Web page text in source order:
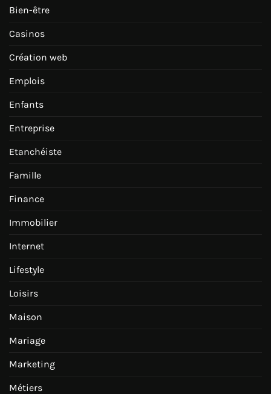
Bien-être
Casinos
Création web
Emplois
Enfants
Entreprise
Etanchéiste
Famille
Finance
Immobilier
Internet
Lifestyle
Loisirs
Maison
Mariage
Marketing
Métiers